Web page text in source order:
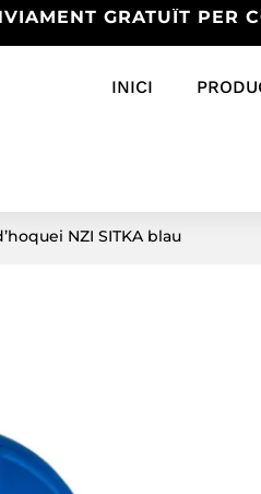
GRATUÏT PER
INICI
NZI SITKA blau